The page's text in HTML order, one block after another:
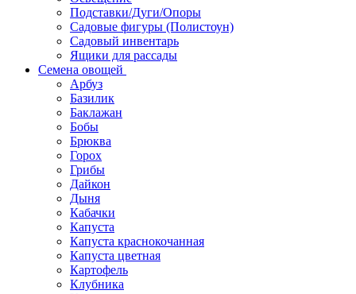
Подставки/Дуги/Опоры
Садовые фигуры (Полистоун)
Садовый инвентарь
Ящики для рассады
Семена овощей
Арбуз
Базилик
Баклажан
Бобы
Брюква
Горох
Грибы
Дайкон
Дыня
Кабачки
Капуста
Капуста краснокочанная
Капуста цветная
Картофель
Клубника